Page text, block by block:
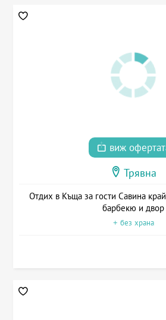
виж
Трявна
Отдих в Къща за гости Савина
барбекю и двор
+ без храна